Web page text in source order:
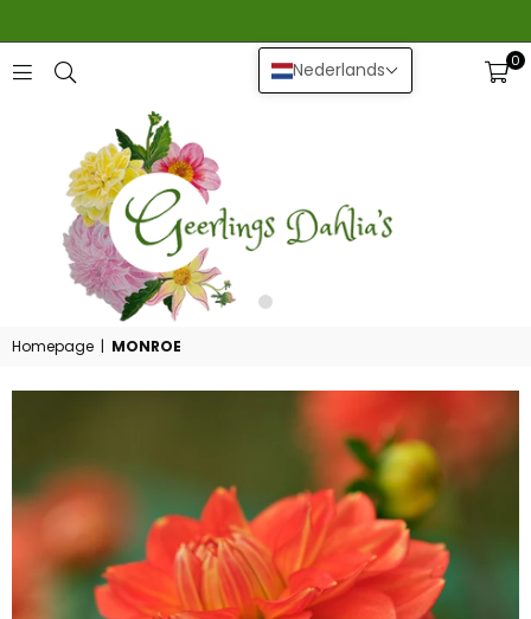
GEERLINGS
0
Homepage | MONROE
Nederlands